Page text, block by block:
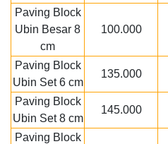
Paving Block
Ubin Besar 8
cm
100.000
Paving Block
Ubin Set 6 cm
135.000
Paving Block
Ubin Set 8 cm
145.000
Paving Block